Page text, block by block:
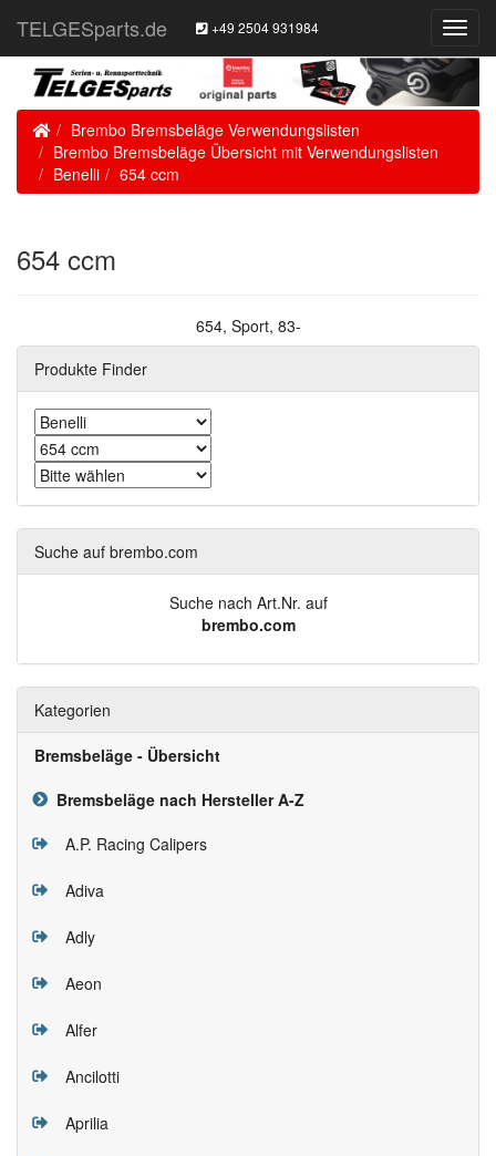
TELGESparts.de +49 2504 931984
HomeBrembo Bremsbeläge Verwendungslisten
Brembo Bremsbeläge Übersicht mit Verwendungslisten
Benelli
654 ccm
654 ccm
654, Sport, 83-
Produkte Finder
Suche auf brembo.com
Suche nach Art.Nr. auf
brembo.com
Kategorien
Bremsbeläge - Übersicht
Bremsbeläge nach Hersteller A-Z
A.P. Racing Calipers
Adiva
Adly
Aeon
Alfer
Ancilotti
Aprilia